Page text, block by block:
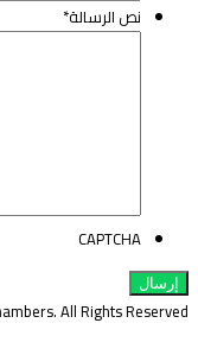
نص الرسالة*
CAPTCHA
All Rights